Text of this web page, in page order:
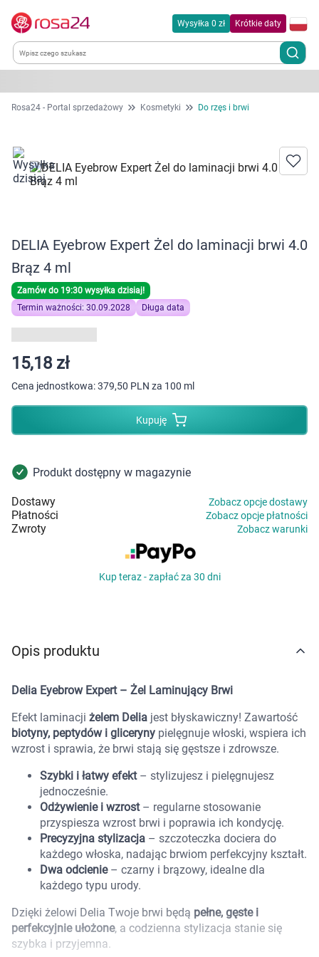
Korzystamy z plików cookies w celu
Wysyłka 0 zł Krótkie daty
Kategorie
Dla zwierząt
Zdrowie
Kobieta w ciąży i mama
Dziecko
Higiena
Kosmetyki
Mężczyzna
Zdrowy styl życia
Zabawki
Marki
Rosa24 - Portal sprzedażowy Kosmetyki Do rzęs i brwi
DELIA Eyebrow Expert Żel do laminacji brwi 4.0
Brąz 4 ml
Zamów do 19:30 wysyłka dzisiaj!
Termin ważności: 30.09.2028
Długa data
15,18 zł
Cena jednostkowa:379,50 PLN za 100 ml
Kupuję
Produkt dostępny w magazynie
Dostawy Zobacz opcje dostawy
Płatności Zobacz opcje płatności
Zwroty Zobacz warunki
Kup teraz - zapłać za 30 dni
Opis produktu
Delia Eyebrow Expert – Żel Laminujący Brwi
Efekt laminacji żelem Delia jest błyskawiczny! Zawartość
biotyny, peptydów i gliceryny pielęgnuje włoski, wspiera ich
wzrost i sprawia, że brwi stają się gęstsze i zdrowsze.
Szybki i łatwy efekt– stylizujesz i pielęgnujesz
jednocześnie.
Odżywienie i wzrost– regularne stosowanie
przyspiesza wzrost brwi i poprawia ich kondycję.
Precyzyjna stylizacja – szczoteczka dociera do
każdego włoska, nadając brwiom perfekcyjny kształt.
Dwa odcienie– czarny i brązowy, idealne dla
każdego typu urody.
Dzięki żelowi Delia Twoje brwi będą pełne, gęste i
perfekcyjnie ułożone, a codzienna stylizacja stanie się
szybka i przyjemna.